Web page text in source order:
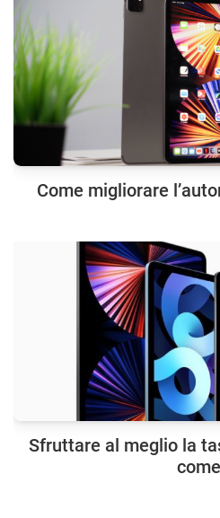
Come migliorare
Sfruttare al meglio la